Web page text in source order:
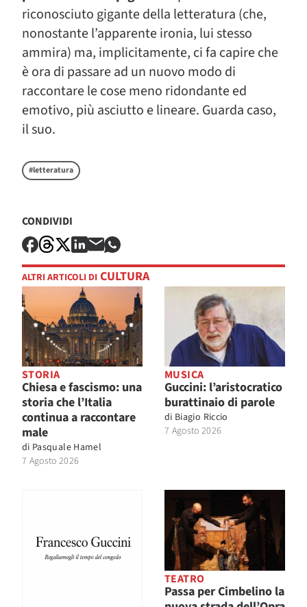
riconosciuto gigante della letteratura (che,
nonostante l’apparente ironia, lui stesso
ammira) ma, implicitamente, ci fa capire che
è ora di passare ad un nuovo modo di
raccontare le cose meno ridondante ed
emotivo, più asciutto e lineare. Guarda caso,
il suo.
#letteratura
CONDIVIDI
ALTRI ARTICOLI DI CULTURA
STORIA
Chiesa e fascismo: una
storia che l’Italia
continua a raccontare
male
di Pasquale Hamel
7 Agosto 2026
MUSICA
Guccini: l’aristocratico
burattinaio di parole
di Biagio Riccio
7 Agosto 2026
TEATRO
Passa per Cimbelino la